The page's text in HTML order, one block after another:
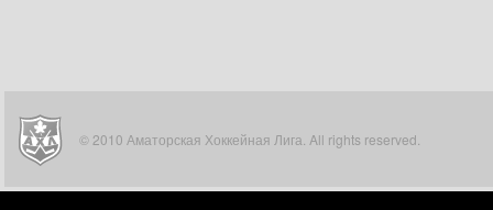
© 2010 Аматорская Хоккейная Лига. All rights reserved.